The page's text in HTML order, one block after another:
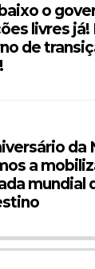
o
livres
de
da
a
mundial